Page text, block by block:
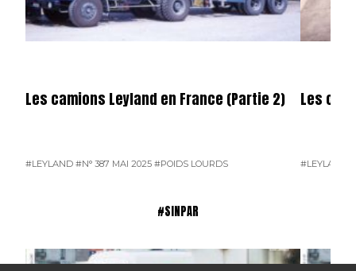
Les camions Leyland en France (Partie 2)
#LEYLAND #N° 387 MAI 2025 #POIDS LOURDS
Les
#LEYLAND
#SINPAR